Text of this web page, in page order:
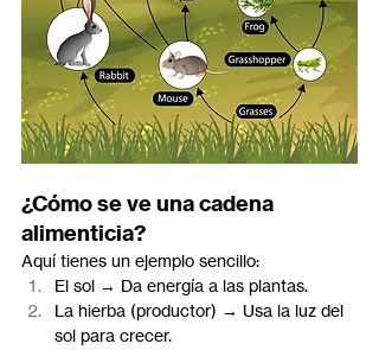
¿Cómo se ve una cadena
alimenticia?
Aquí tienes un ejemplo sencillo:
El sol → Da energía a las plantas.
La hierba (productor) → Usa la luz del
sol para crecer.